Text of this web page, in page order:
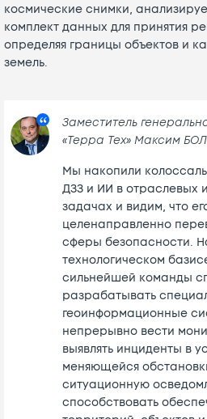
космические снимки,
комплект данных для принятия
определяя границы объектов и
земель.
Заместитель
«Терра Тех» Максим
Мы накопили
ДЗЗ и ИИ в отраслевых
задачах и видим, что
целенаправленно
сферы безопасности.
технологическом
сильнейшей команды
разрабатывать
геоинформационные
непрерывно вести
выявлять инциденты в
меняющейся
ситуационную
способствовать